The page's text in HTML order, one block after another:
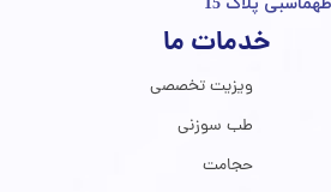
خدمات ما
ویزیت تخصصی
طب سوزنی
حجامت